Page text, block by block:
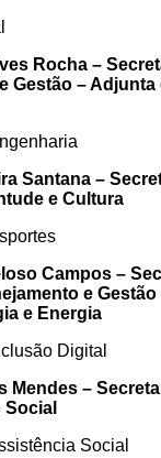
Rocha –
Gestão – Adjunta
Santana –
e Cultura
Campos –
e
e Energia
Digital
Mendes –
Social